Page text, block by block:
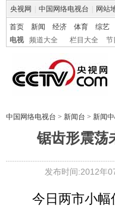
央视网 中国网络电视台 网站
首页 新闻 经济 体育 综艺
电视
频道大全 栏目大全 节
中国网络电视台 > 新闻台 > 新闻
锯齿形震荡
发布时间:2012年
今日两市小幅低